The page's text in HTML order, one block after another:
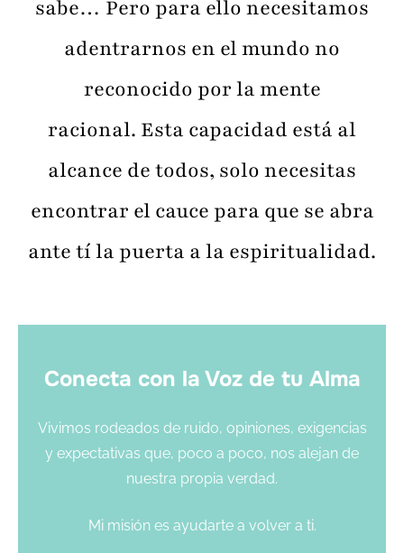
sabe… Pero para ello necesitamos
adentrarnos en el mundo no
reconocido por la mente
racional. Esta capacidad está al
alcance de todos, solo necesitas
encontrar el cauce para que se abra
ante tí la puerta a la espiritualidad.
Conecta con la Voz de tu Alma
Vivimos rodeados de ruido, opiniones, exigencias
y expectativas que, poco a poco, nos alejan de
nuestra propia verdad.
Mi misión es ayudarte a volver a ti.